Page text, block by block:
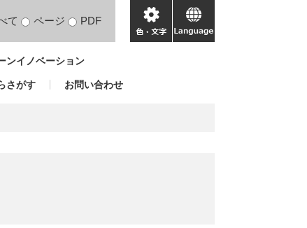
て ページ PDF
色・
文
language
ンイノベーション
さがす お問い合わせ